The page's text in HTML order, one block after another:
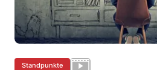
Standpunkte